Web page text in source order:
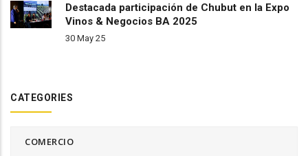
Destacada participación de Chubut en la Expo
Vinos & Negocios BA 2025
30 May 25
CATEGORIES
COMERCIO